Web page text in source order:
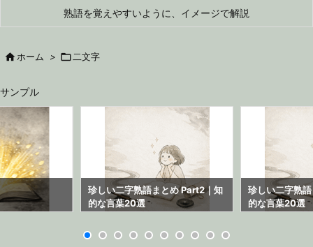
熟語を覚えやすいように、イメージで解説

 ホーム >  二文字
サンプル
珍しい二字熟語まとめ Part2｜知
的な言葉20選
珍しい二字熟
的な言葉20選